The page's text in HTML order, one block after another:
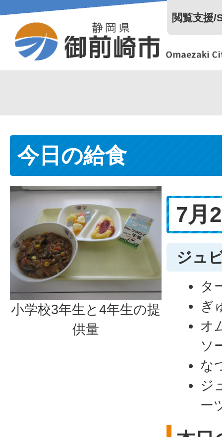
閲覧支援
今日の給食
小学校3年生と4年生の提
供量
7月
ジュ
タ
ぎ
オ
ソ
な
ジ
ー